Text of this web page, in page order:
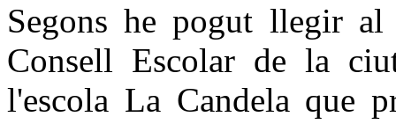
Segons he pogut llegir
Consell Escolar de la
l'escola La Candela que